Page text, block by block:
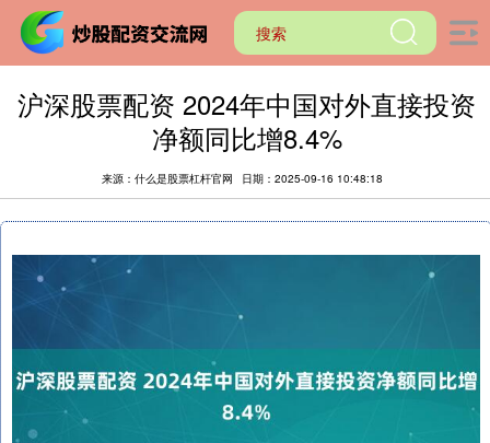
沪深股票配资 2024年中国对外直接投资
净额同比增8.4%
来源：什么是股票杠杆官网 日期：2025-09-16 10:48:18